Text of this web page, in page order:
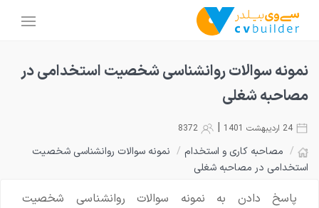
نمونه سوالات روانشناسی شخصیت استخدامی در
مصاحبه شغلی
|
/ مصاحبه کاری و استخدام / نمونه سوالات روانشناسی شخصیت
استخدامی در مصاحبه شغلی
پاسخ دادن به نمونه سوالات روانشناسی شخصیت